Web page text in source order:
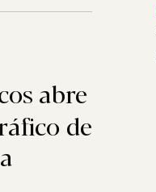
abre
de